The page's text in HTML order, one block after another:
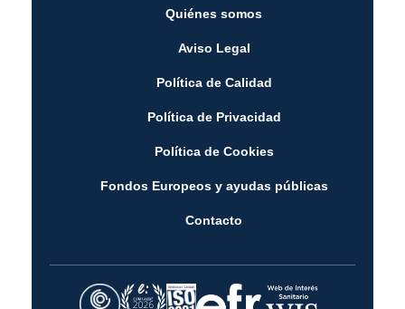
Quiénes somos
Aviso Legal
Política de Calidad
Política de Privacidad
Política de Cookies
Fondos Europeos y ayudas públicas
Contacto